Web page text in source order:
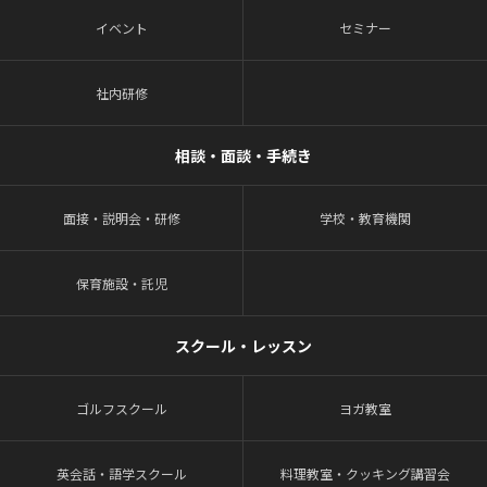
イベント セミナー
社内研修
相談・面談・手続き
面接・説明会・研修 学校・教育機関
保育施設・託児
スクール・レッスン
ゴルフスクール ヨガ教室
英会話・語学スクール 料理教室・クッキング講習会